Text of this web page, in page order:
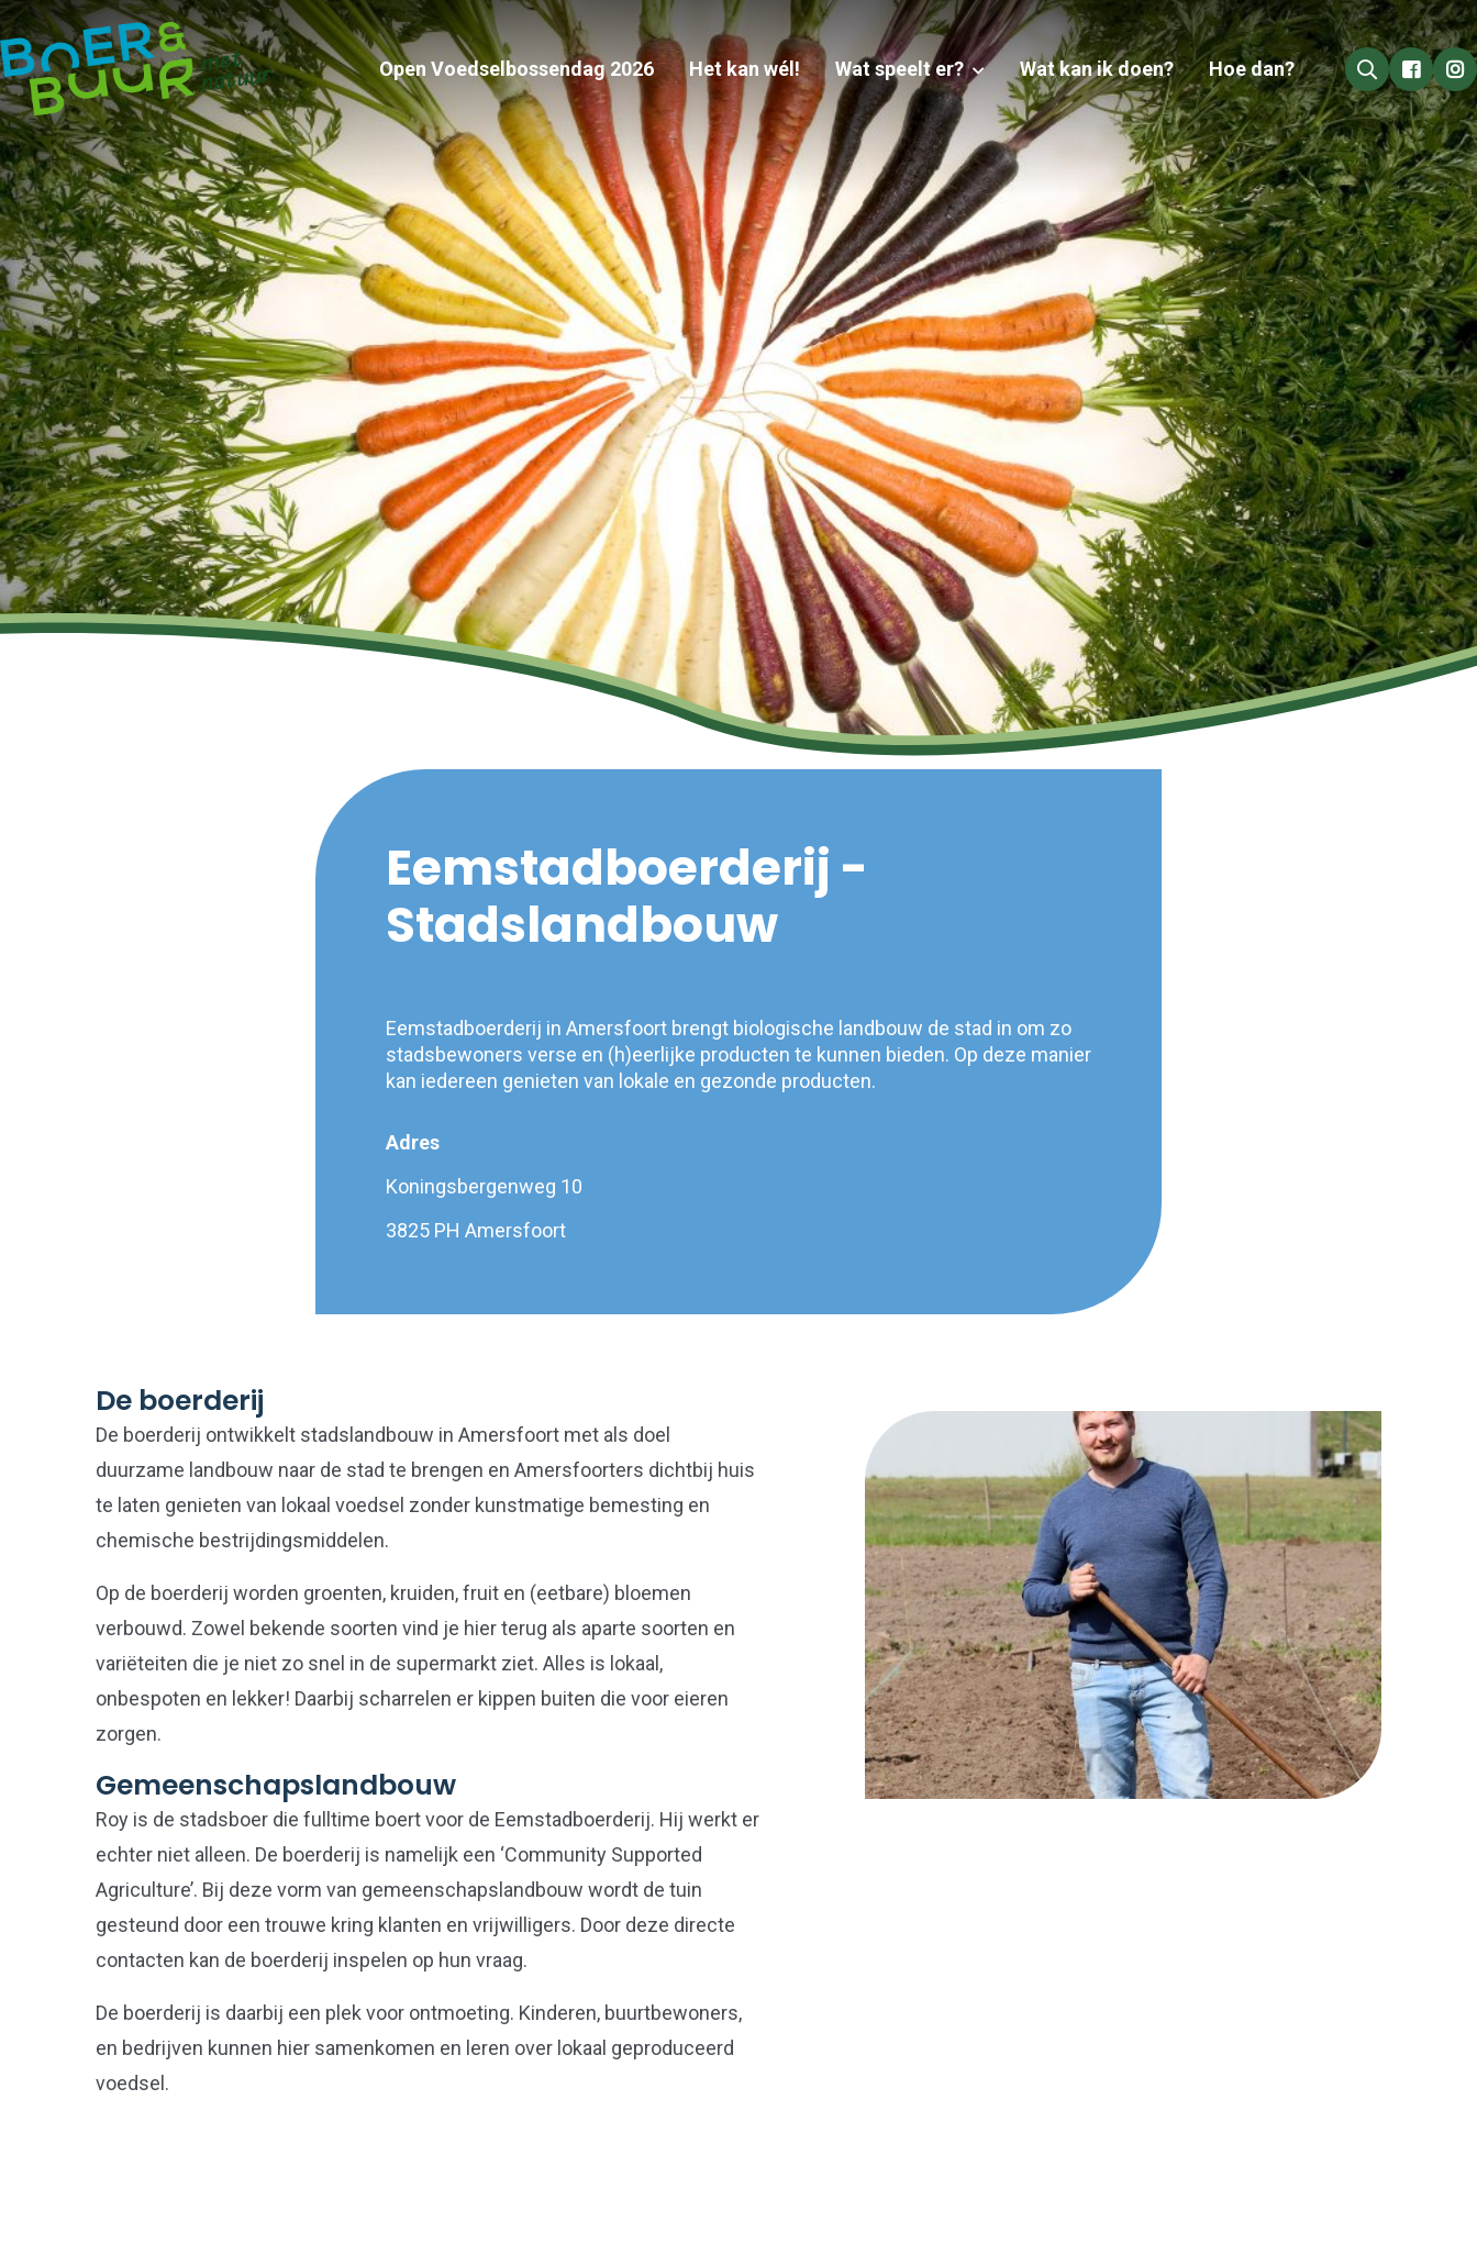
Open Voedselbossendag 2026 Het kan wél! Wat speelt er? Wat kan ik doen? Hoe dan? Go to
Eemstadboerderij -
Stadslandbouw
Eemstadboerderij in Amersfoort brengt biologische landbouw de stad in om zo
stadsbewoners verse en (h)eerlijke producten te kunnen bieden. Op deze manier
kan iedereen genieten van lokale en gezonde producten.
Adres
Koningsbergenweg 10
3825 PH Amersfoort
De boerderij
De boerderij ontwikkelt stadslandbouw in Amersfoort met als doel
duurzame landbouw naar de stad te brengen en Amersfoorters dichtbij huis
te laten genieten van lokaal voedsel zonder kunstmatige bemesting en
chemische bestrijdingsmiddelen.
Op de boerderij worden groenten, kruiden, fruit en (eetbare) bloemen
verbouwd. Zowel bekende soorten vind je hier terug als aparte soorten en
variëteiten die je niet zo snel in de supermarkt ziet. Alles is lokaal,
onbespoten en lekker! Daarbij scharrelen er kippen buiten die voor eieren
zorgen.
Gemeenschapslandbouw
Roy is de stadsboer die fulltime boert voor de Eemstadboerderij. Hij werkt er
echter niet alleen. De boerderij is namelijk een ‘Community Supported
Agriculture’. Bij deze vorm van gemeenschapslandbouw wordt de tuin
gesteund door een trouwe kring klanten en vrijwilligers. Door deze directe
contacten kan de boerderij inspelen op hun vraag.
De boerderij is daarbij een plek voor ontmoeting. Kinderen, buurtbewoners,
en bedrijven kunnen hier samenkomen en leren over lokaal geproduceerd
voedsel.